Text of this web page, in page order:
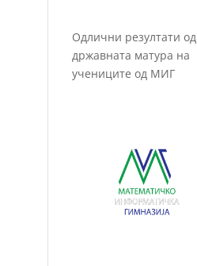
Одлични резултати од
државната матура на
учениците од МИГ